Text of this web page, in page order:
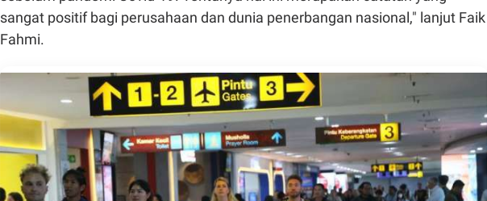
sangat positif bagi perusahaan dan dunia penerbangan nasional," lanjut Faik
Fahmi.